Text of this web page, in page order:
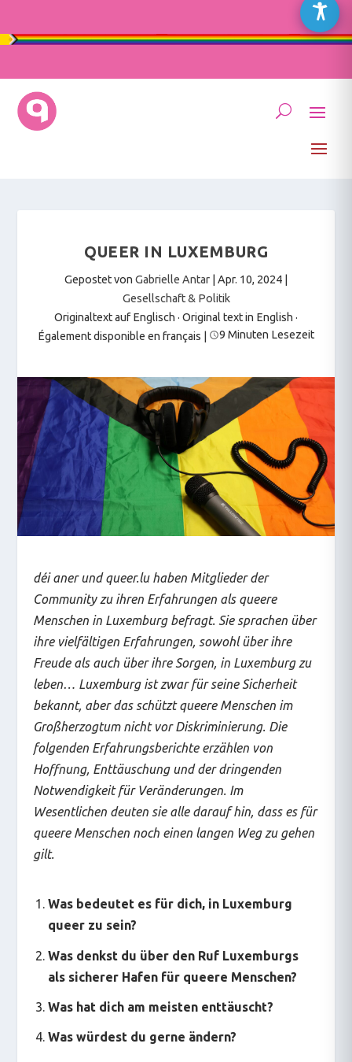
QUEER IN LUXEMBURG
Gepostet von Gabrielle Antar Apr. 10, 2024
Gesellschaft & Politik
Originaltext auf Englisch · Original text in English ·
Également disponible en français
9 Minuten Lesezeit
déi aner und queer.lu haben Mitglieder der
Community zu ihren Erfahrungen als queere
Menschen in Luxemburg befragt. Sie sprachen über
ihre vielfältigen Erfahrungen, sowohl über ihre
Freude als auch über ihre Sorgen, in Luxemburg zu
leben… Luxemburg ist zwar für seine Sicherheit
bekannt, aber das schützt queere Menschen im
Großherzogtum nicht vor Diskriminierung. Die
folgenden Erfahrungsberichte erzählen von
Hoffnung, Enttäuschung und der dringenden
Notwendigkeit für Veränderungen. Im
Wesentlichen deuten sie alle darauf hin, dass es für
queere Menschen noch einen langen Weg zu gehen
gilt.
Was bedeutet es für dich, in Luxemburg
queer zu sein?
Was denkst du über den Ruf Luxemburgs
als sicherer Hafen für queere Menschen?
Was hat dich am meisten enttäuscht?
Was würdest du gerne ändern?